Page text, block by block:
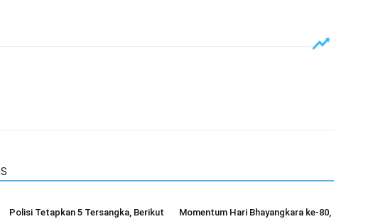
Polisi Tetapkan 5 Tersangka, Berikut Momentum Hari Bhayangkara ke-80,